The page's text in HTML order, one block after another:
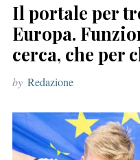
c
f
o
r
Il portale per
Europa.
cerca, che per
by Redazione